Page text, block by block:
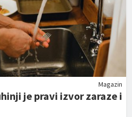
Magazin
je pravi izvor zaraze i